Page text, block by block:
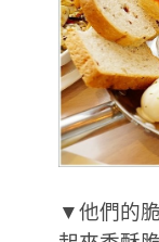
▼他們的